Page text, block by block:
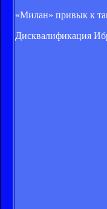
«Милан» привык к
Дисквалификация